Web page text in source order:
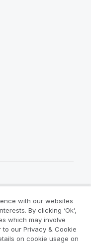
with our websites
By clicking ‘Ok’,
which may involve
our Privacy & Cookie
on cookie usage on